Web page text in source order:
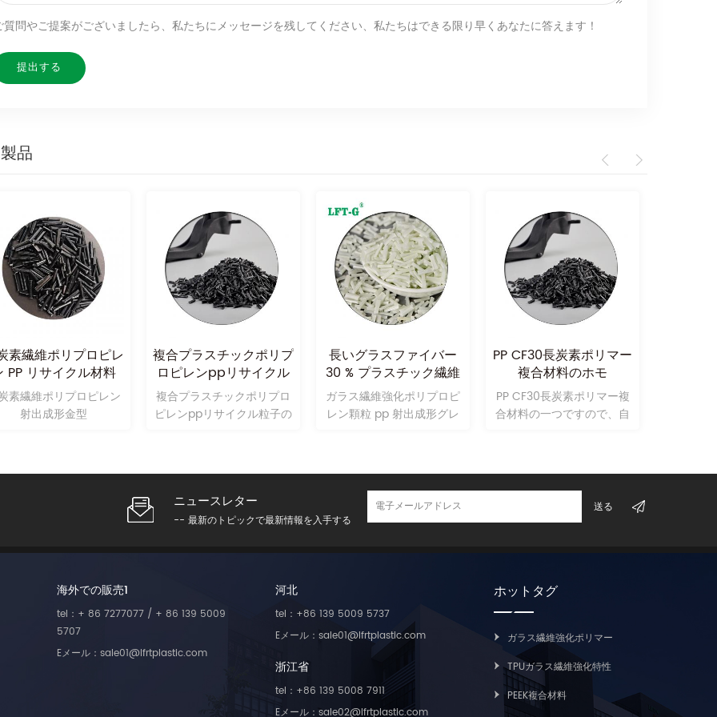
質問やご提案がございましたら、私たちにメッセージを残してください、私たちはできる限り早くあなたに答えます！
品
素繊維ポリプロピレ
PP リサイクル材料
pp lcf 難燃剤
素繊維ポリプロピレン
射出成形金型
複合プラスチックポリプ
ロピレンppリサイクル
顆粒
複合プラスチックポリプロ
ピレンppリサイクル粒子の
長いグラスファイバー
30 % プラスチック繊維
強化ポリプロピレン
ガラス繊維強化ポリプロピ
レン顆粒 pp 射出成形グレ
PP CF30長炭素ポリマー
複合材料のホモ
PP CF30長炭素ポリマー複
合材料の一つですので、自
ニュースレター
-- 最新のトピックで最新情報を入手する
海外での販売1
tel：+ 86 7277077 / + 86 139 5009
5707
Eメール：sale01@lfrtplastic.com
河北
tel：+86 139 5009 5737
Eメール：sale01@lfrtplastic.com
浙江省
tel：+86 139 5008 7911
Eメール：sale02@lfrtplastic.com
ホットタグ
ガラス繊維強化ポリマー
TPUガラス繊維強化特性
PEEK複合材料